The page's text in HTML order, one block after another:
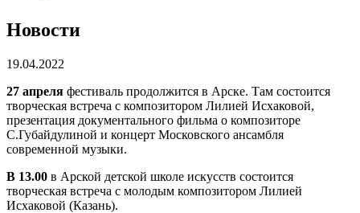
Новости
19.04.2022
27 апреля фестиваль продолжится в Арске. Там состоится
творческая встреча с композитором Лилией Исхаковой,
презентация документального фильма о композиторе
С.Губайдулиной и концерт Московского ансамбля
современной музыки.
В 13.00 в Арской детской школе искусств состоится
творческая встреча с молодым композитором Лилией
Исхаковой (Казань).